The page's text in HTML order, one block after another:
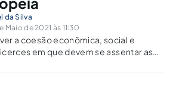
da Silva
de 2021 às 11:30
a coesão econômica, social e
em que devem se assentar as